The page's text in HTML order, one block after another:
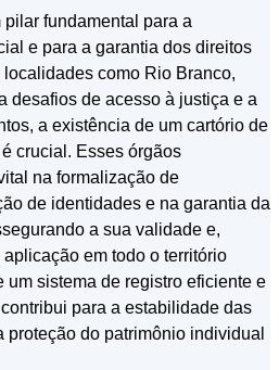
fundamental para a
e para a garantia dos direitos
como Rio Branco,
desafios de acesso à justiça e a
a existência de um cartório de
crucial. Esses órgãos
na formalização de
de identidades e na garantia da
a sua validade e,
em todo o território
um sistema de registro eficiente e
para a estabilidade das
do patrimônio individual